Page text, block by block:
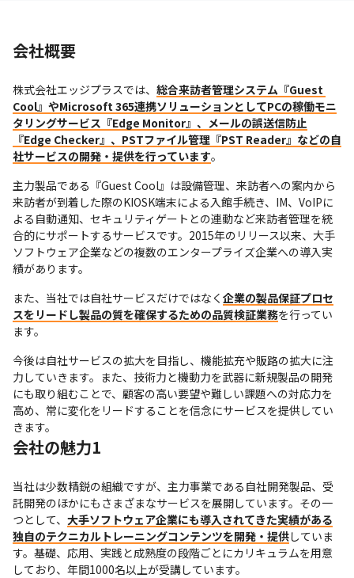
会社概要
株式会社エッジプラスでは、 総合来訪者管理システム『Guest
Cool』やMicrosoft 365連携ソリューションとしてPCの稼働モニ
タリングサービス『Edge Monitor』、メールの誤送信防止
『Edge Checker』、PSTファイル管理『PST Reader』などの自
社サービスの開発・提供を行っています。
主力製品である『Guest Cool』は設備管理、来訪者への案内から
来訪者が到着した際のKIOSK端末による入館手続き、IM、VoIPに
よる自動通知、セキュリティゲートとの連動など来訪者管理を統
合的にサポートするサービスです。2015年のリリース以来、大手
ソフトウェア企業などの複数のエンタープライズ企業への導入実
績があります。
また、当社では自社サービスだけではなく 企業の製品保証プロセ
スをリードし製品の質を確保するための品質検証業務を行ってい
ます。
今後は自社サービスの拡大を目指し、機能拡充や販路の拡大に注
力していきます。また、技術力と機動力を武器に新規製品の開発
にも取り組むことで、顧客の高い要望や難しい課題への対応力を
高め、常に変化をリードすることを信念にサービスを提供してい
きます。
会社の魅力1
当社は少数精鋭の組織ですが、主力事業である自社開発製品、受
託開発のほかにもさまざまなサービスを展開しています。その一
つとして、 大手ソフトウェア企業にも導入されてきた実績がある
独自のテクニカルトレーニングコンテンツを開発・提供していま
す。基礎、応用、実践と成熟度の段階ごとにカリキュラムを用意
しており、年間1000名以上が受講しています。